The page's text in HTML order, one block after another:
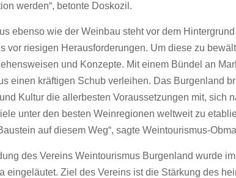
werden“, betonte Doskozil.
ebenso wie der Weinbau steht vor dem
vor riesigen Herausforderungen. Um diese zu
und Konzepte. Mit einem Bündel an
einen kräftigen Schub verleihen. Das Burgenland
Kultur die allerbesten Voraussetzungen mit, sich
unter den besten Weinregionen weltweit zu
auf diesem Weg“, sagte Weintourismus-
des Vereins Weintourismus Burgenland wurde
eingeläutet. Ziel des Vereins ist die Stärkung des